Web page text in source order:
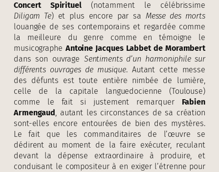
Concert Spirituel(notamment le célébrissime
Diligam Te) et plus encore par sa Messe des morts
louangée de ses contemporains et regardée comme
la meilleure du genre comme en témoigne le
musicographe Antoine Jacques Labbet de Morambert
dans son ouvrage Sentiments d’un harmoniphile sur
différents ouvrages de musique. Autant cette messe
des défunts est toute entière nimbée de lumière,
celle de la capitale languedocienne (Toulouse)
comme le fait si justement remarquer Fabien
Armengaud, autant les circonstances de sa création
sont-elles encore entourées de bien des mystères.
Le fait que les commanditaires de l’œuvre se
dédirent au moment de la faire exécuter, reculant
devant la dépense extraordinaire à produire, et
conduisant le compositeur à en exiger l’étrenne pour